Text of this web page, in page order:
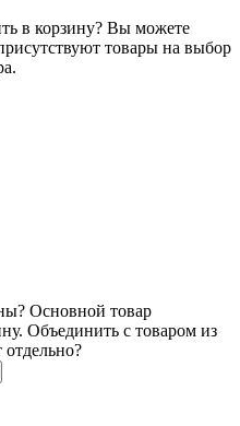
в корзину? Вы можете
товары на выбор
Основной товар
Объединить с товаром из